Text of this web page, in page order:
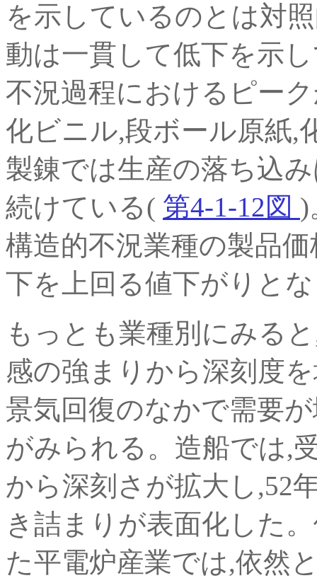
を示しているのとは対
動は一貫して低下を示
不況過程におけるピー
化ビニル,段ボール原紙,
製錬では生産の落ち込
続けている( 第4-1-12図 )
構造的不況業種の製品
下を上回る値下がりと
もっとも業種別にみる
感の強まりから深刻度
景気回復のなかで需要
がみられる。造船では,
から深刻さが拡大し,52
き詰まりが表面化した
た平電炉産業では,依然